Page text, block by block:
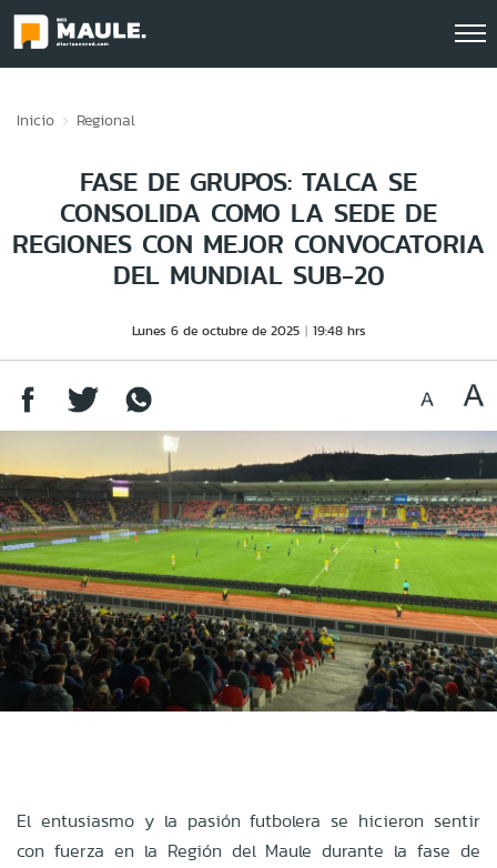
Inicio Regional
FASE DE GRUPOS: TALCA SE
CONSOLIDA COMO LA SEDE DE
REGIONES CON MEJOR CONVOCATORIA
DEL MUNDIAL SUB-20
Lunes 6 de octubre de 2025 19:48 hrs
El entusiasmo y la pasión futbolera se hicieron sentir
con fuerza en la Región del Maule durante la fase de